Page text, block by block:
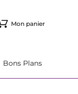
Mon panier
Bons Plans